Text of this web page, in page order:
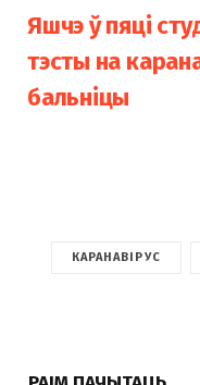
Яшчэ ў пяці
тэсты на
бальніцы
КАРАНАВІРУС